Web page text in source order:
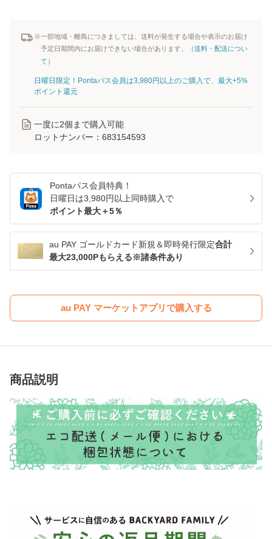
※一部地域・離島につきましては、送料が発生する場合や表示のお届け
予定日期間内にお届けできない場合があります。（送料・配送につい
て ）
日曜日限定！Pontaパス会員は3,980円以上のご購入で、最大+5%
ポイント還元
一度に2個まで購入可能
ロットナンバー： 683154593
Pontaパス会員特典！
日曜日は3,980円以上同時購入で
ポイント最大＋5％
au PAY ゴールドカード新規＆即時発行限定合計
最大23,000Pもらえる※諸条件あり
au PAY マーケットアプリで購入する
商品説明